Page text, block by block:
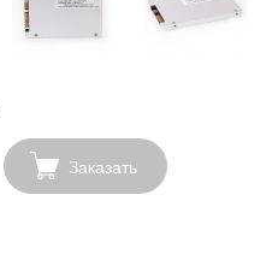
Заказать